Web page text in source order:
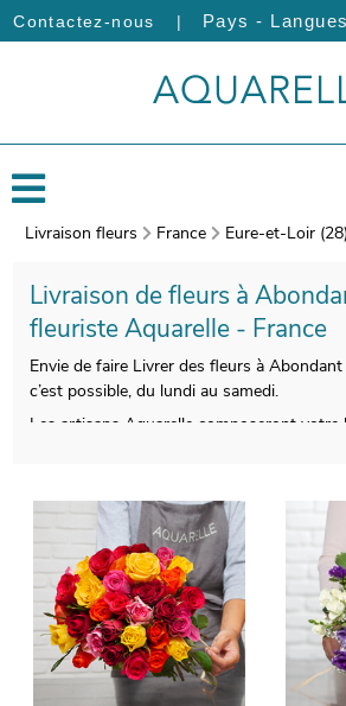
Contactez-nous | Pays -
Livraison fleurs France Eure-et-Loir (28)
Livraison de fleurs à
fleuriste Aquarelle - France
Envie de faire Livrer des fleurs à Abondant
c’est possible, du lundi au samedi.
Les artisans Aquarelle composeront votre
votre bouquet. Àvant de l’expédier, votre
photo. Vous recevrez ensuite cette photo
de la conformité de votre bouquet.
lancée. Rendez votre présent plus original
message ou une photo à choisir par vos